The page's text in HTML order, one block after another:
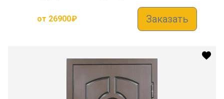
от 26900₽ Заказать